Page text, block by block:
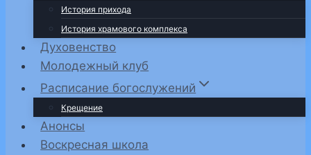
История прихода
История храмового комплекса
Духовенство
Молодежный клуб
Расписание богослужений
Крещение
Анонсы
Воскресная школа